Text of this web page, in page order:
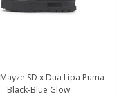
Mayze SD x Dua Lipa Puma
Black-Blue Glow